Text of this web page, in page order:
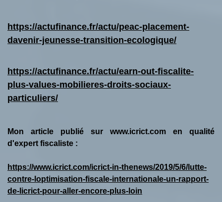
https://actufinance.fr/actu/peac-placement-
davenir-jeunesse-transition-ecologique/
https://actufinance.fr/actu/earn-out-fiscalite-
plus-values-mobilieres-droits-sociaux-
particuliers/
Mon article publié sur www.icrict.com en qualité
d'expert fiscaliste :
https://www.icrict.com/icrict-in-thenews/2019/5/6/lutte-
contre-loptimisation-fiscale-internationale-un-rapport-
de-licrict-pour-aller-encore-plus-loin